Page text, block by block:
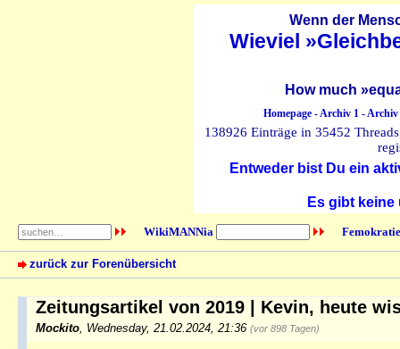
Wenn der
Wieviel
How much
Homepage-Archiv 1-Archiv
138926 Einträge in 35452
Entweder bist Du ein
Es gibt
WikiMANNia
zurück zur Forenübersicht
Zeitungsartikel von 2019 | Kevin, heute
Mockito Wednesday, 21.02.2024, 21:36 (vor 898 Tagen)